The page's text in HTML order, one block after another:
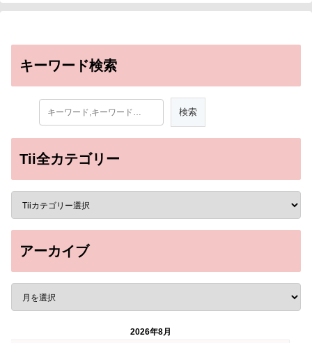
キーワード検索
Tii全カテゴリー
アーカイブ
2026年8月